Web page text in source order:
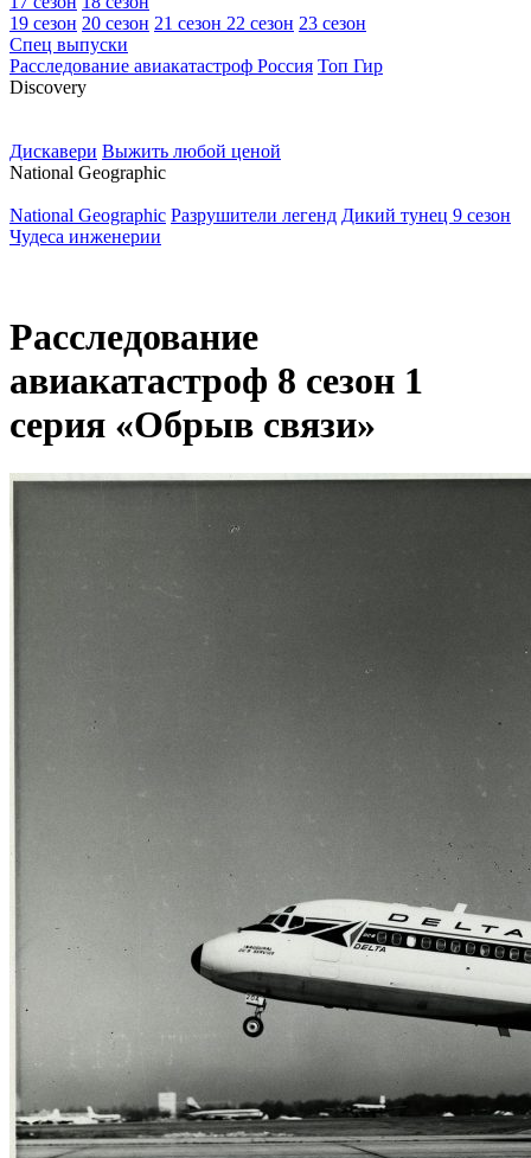
19 сезон 20 сезон 21 сезон 22 сезон 23 сезон
Спец выпуски
Расследование авиакатастроф Россия Топ Гир
Discovery
Дискавери Выжить любой ценой
National Geographic
National Geographic Разрушители легенд Дикий тунец 9 сезон
Чудеса инженерии
Расследование
авиакатастроф 8 сезон 1
серия «Обрыв связи»